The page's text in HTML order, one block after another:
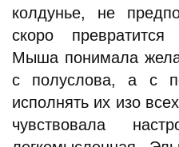
колдунье, не
скоро
Мыша понимала
с полуслова, а с
исполнять их изо
чувствовала